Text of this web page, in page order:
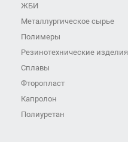
ЖБИ
Металлургическое сырье
Полимеры
Резинотехнические изделия
Сплавы
Фторопласт
Капролон
Полиуретан